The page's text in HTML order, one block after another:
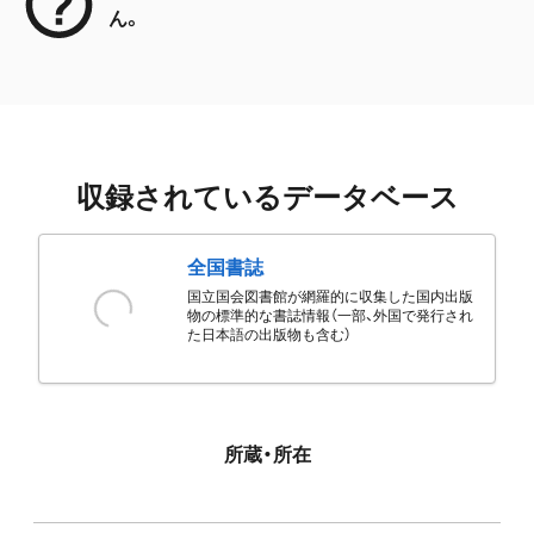
ん。
収録されているデータベース
全国書誌
国立国会図書館が網羅的に収集した国内出版
物の標準的な書誌情報（一部、外国で発行され
た日本語の出版物も含む）
所蔵・所在